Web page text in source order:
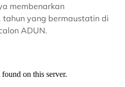
membenarkan
yang bermaustatin di
ADUN.